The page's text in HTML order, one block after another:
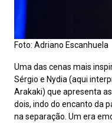
Foto: Adriano Escanhuela
Uma das cenas mais
Sérgio e Nydia (aqui
Arakaki) que apresenta
dois, indo do encanto da
na separação. Um era